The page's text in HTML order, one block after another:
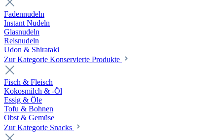
Fadennudeln
Instant Nudeln
Glasnudeln
Reisnudeln
Udon & Shirataki
Zur Kategorie Konservierte Produkte
Fisch & Fleisch
Kokosmilch & -Öl
Essig & Öle
Tofu & Bohnen
Obst & Gemüse
Zur Kategorie Snacks